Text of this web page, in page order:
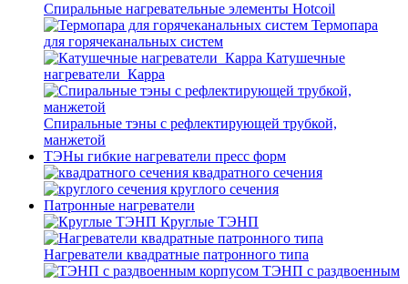
Спиральные нагревательные элементы Hotcoil
Термопара
для горячеканальных систем
Катушечные
нагреватели_Карра
Спиральные тэны с рефлектирующей трубкой,
манжетой
ТЭНы гибкие нагреватели пресс форм
квадратного сечения
круглого сечения
Патронные нагреватели
Круглые ТЭНП
Нагреватели квадратные патронного типа
ТЭНП с раздвоенным